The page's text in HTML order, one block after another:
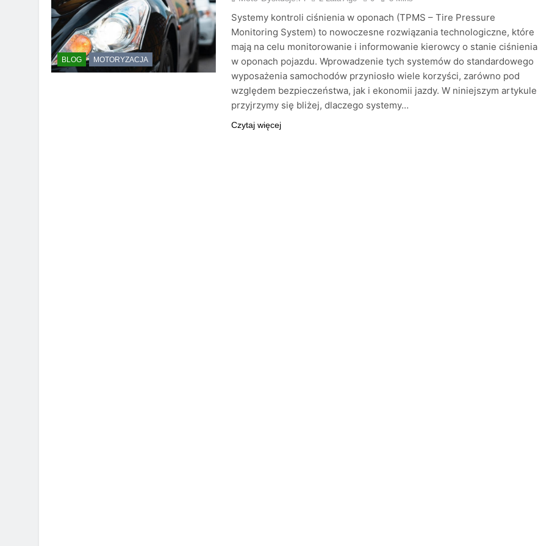
BLOG MOTORYZACJA
Systemy kontroli ciśnienia w oponach (TPMS – Tire Pressure
Monitoring System) to nowoczesne rozwiązania technologiczne, które
mają na celu monitorowanie i informowanie kierowcy o stanie ciśnienia
w oponach pojazdu. Wprowadzenie tych systemów do standardowego
wyposażenia samochodów przyniosło wiele korzyści, zarówno pod
względem bezpieczeństwa, jak i ekonomii jazdy. W niniejszym artykule
przyjrzymy się bliżej, dlaczego systemy…
Czytaj więcej